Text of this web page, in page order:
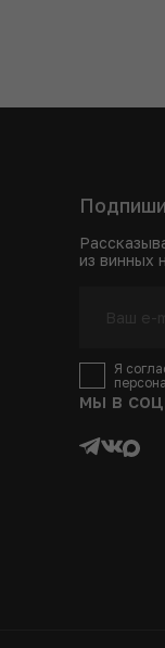
из винных
Я
мы в